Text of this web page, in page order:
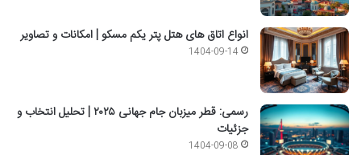
انواع اتاق های هتل پتر یکم مسکو | امکانات و تصاویر
1404-09-14
رسمی: قطر میزبان جام جهانی ۲۰۲۵ | تحلیل انتخاب و
جزئیات
1404-09-08